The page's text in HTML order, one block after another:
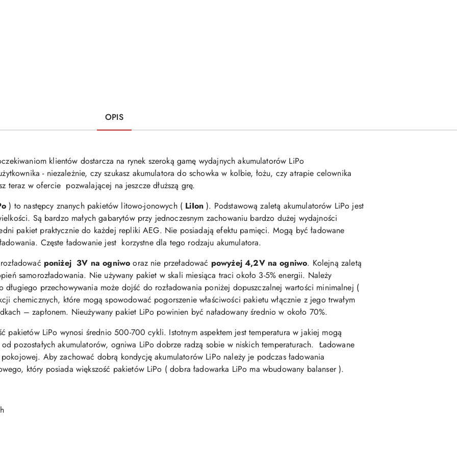
OPIS
klientów dostarcza na rynek szeroką gamę wydajnych akumulatorów LiPo
- niezależnie, czy szukasz akumulatora do schowka w kolbie, łożu, czy atrapie celownika
teraz w ofercie pozwalającej na jeszcze dłuższą grę.
) to następcy znanych pakietów litowo-jonowych ( LiIon ). Podstawową zaletą akumulatorów LiPo jest
Są bardzo małych gabarytów przy jednoczesnym zachowaniu bardzo dużej wydajności
pakiet praktycznie do każdej repliki AEG. Nie posiadają efektu pamięci. Mogą być ładowane
Częste ładowanie jest korzystne dla tego rodzaju akumulatora.
poniżej 3V na ogniwo oraz nie przeładować powyżej 4,2V na ogniwo. Kolejną zaletą
samorozładowania. Nie używany pakiet w skali miesiąca traci około 3-5% energii. Należy
przechowywania może dojść do rozładowania poniżej dopuszczalnej wartości minimalnej (
chemicznych, które mogą spowodować pogorszenie właściwości pakietu włącznie z jego trwałym
– zapłonem. Nieużywany pakiet LiPo powinien być naładowany średnio w około 70%.
pakietów LiPo wynosi średnio 500-700 cykli. Istotnym aspektem jest temperatura w jakiej mogą
pozostałych akumulatorów, ogniwa LiPo dobrze radzą sobie w niskich temperaturach. Ładowane
Aby zachować dobrą kondycję akumulatorów LiPo należy je podczas ładowania
który posiada większość pakietów LiPo ( dobra ładowarka LiPo ma wbudowany balanser ).